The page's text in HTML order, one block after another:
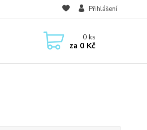
Přihlášení
0ks
za 0 Kč